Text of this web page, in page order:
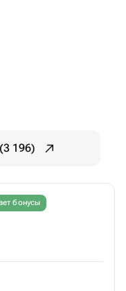
196)
бонусы